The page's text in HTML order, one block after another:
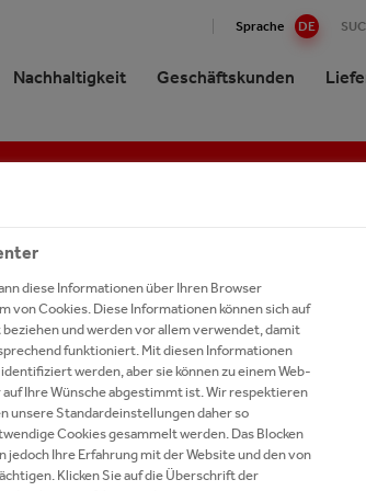
Sprache DE
Nachhaltigkeit Geschäftskunden
UNTERSTÜTZEN WIR
diese Informationen über Ihren Browser
von Cookies. Diese Informationen können sich auf
und werden vor allem verwendet, damit
funktioniert. Mit diesen Informationen
werden, aber sie können zu einem Web-
Ihre Wünsche abgestimmt ist. Wir respektieren
unsere Standardeinstellungen daher so
Cookies gesammelt werden. Das Blocken
Ihre Erfahrung mit der Website und den von
Klicken Sie auf die Überschrift der